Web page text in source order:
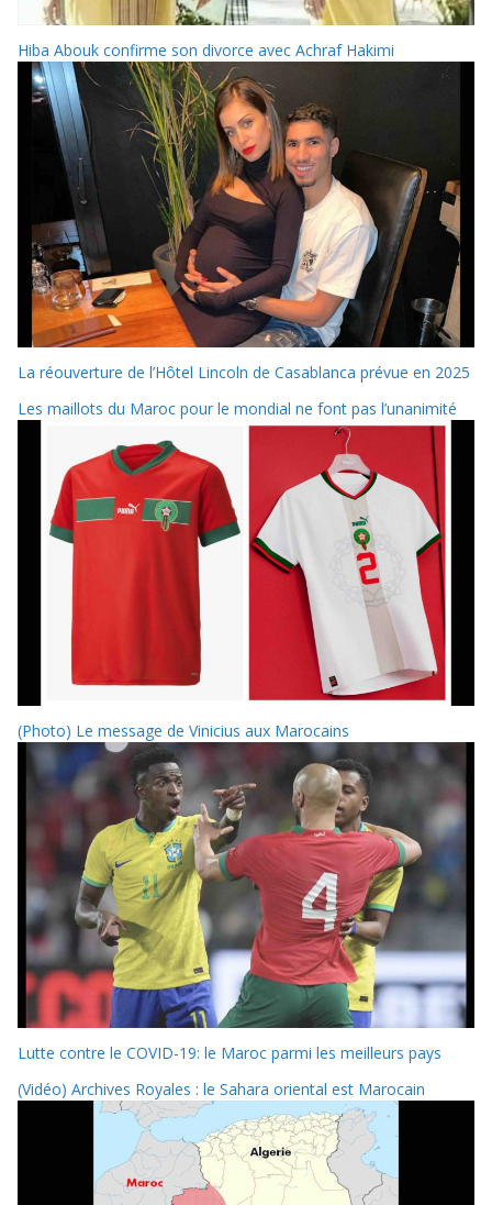
Hiba Abouk confirme son divorce avec Achraf Hakimi
La réouverture de l’Hôtel Lincoln de Casablanca prévue en 2025
Les maillots du Maroc pour le mondial ne font pas l’unanimité
(Photo) Le message de Vinicius aux Marocains
Lutte contre le COVID-19: le Maroc parmi les meilleurs pays
(Vidéo) Archives Royales : le Sahara oriental est Marocain